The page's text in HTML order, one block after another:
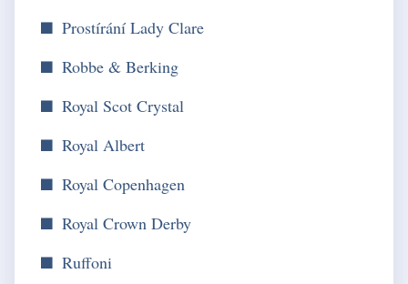
Prostírání Lady Clare
Robbe & Berking
Royal Scot Crystal
Royal Albert
Royal Copenhagen
Royal Crown Derby
Ruffoni